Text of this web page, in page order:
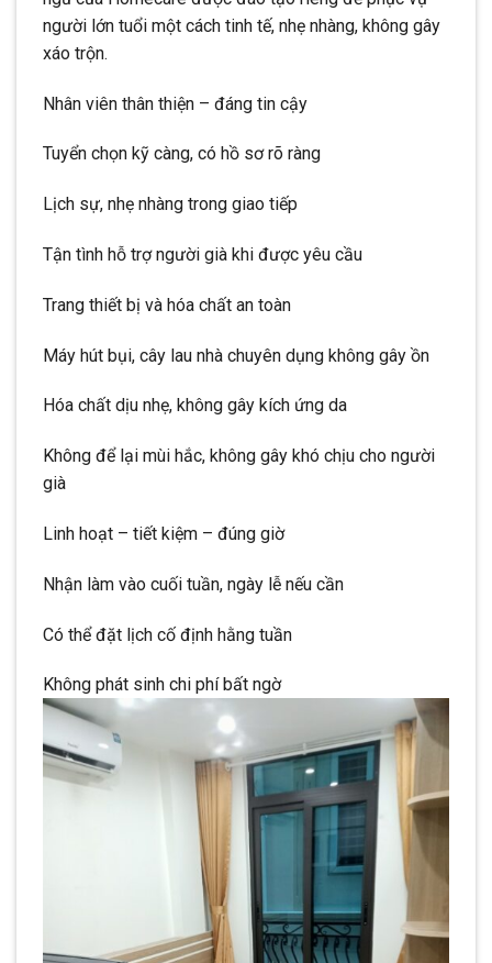
người lớn tuổi một cách tinh tế, nhẹ nhàng, không gây
xáo trộn.
Nhân viên thân thiện – đáng tin cậy
Tuyển chọn kỹ càng, có hồ sơ rõ ràng
Lịch sự, nhẹ nhàng trong giao tiếp
Tận tình hỗ trợ người già khi được yêu cầu
Trang thiết bị và hóa chất an toàn
Máy hút bụi, cây lau nhà chuyên dụng không gây ồn
Hóa chất dịu nhẹ, không gây kích ứng da
Không để lại mùi hắc, không gây khó chịu cho người
già
Linh hoạt – tiết kiệm – đúng giờ
Nhận làm vào cuối tuần, ngày lễ nếu cần
Có thể đặt lịch cố định hằng tuần
Không phát sinh chi phí bất ngờ